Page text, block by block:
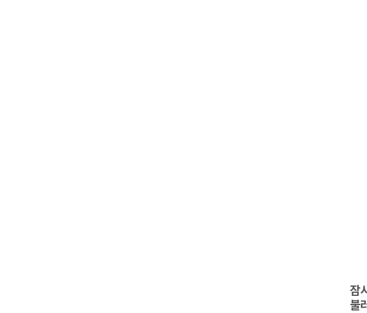
잠
불